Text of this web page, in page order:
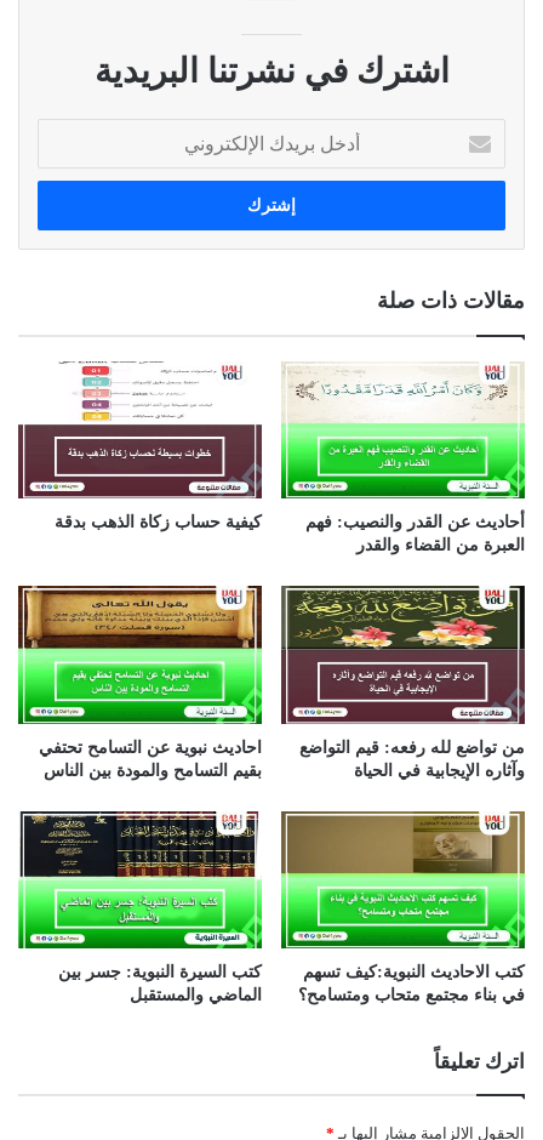
اشترك في نشرتنا البريدية
خ
ب
د
ك
ل
ل
ك
ت
ي
مقالات ذات صلة
أحاديث عن القدر والنصيب: فهم
العبرة من القضاء والقدر
كيفية حساب زكاة الذهب بدقة
من تواضع لله رفعه: قيم التواضع
وآثاره الإيجابية في الحياة
احاديث نبوية عن التسامح تحتفي
بقيم التسامح والمودة بين الناس
كتب الاحاديث النبوية:كيف تسهم
في بناء مجتمع متحاب ومتسامح؟
كتب السيرة النبوية: جسر بين
الماضي والمستقبل
اترك تعليقاً
الحقول الإلزامية مشار إليها بـ *